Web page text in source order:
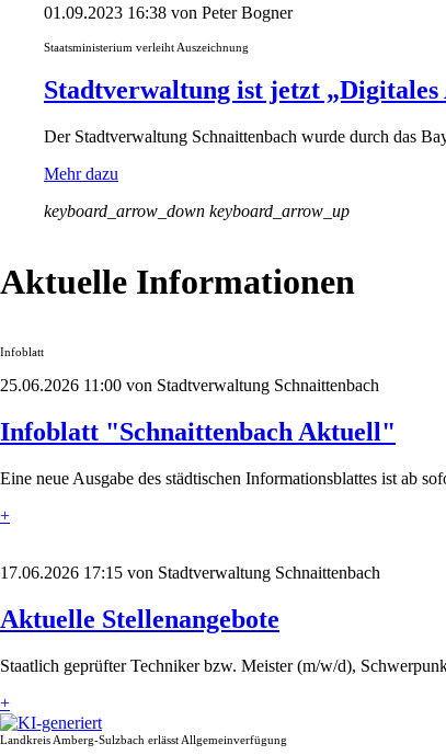
01.09.2023 16:38 von Peter Bogner
Staatsministerium verleiht Auszeichnung
Stadtverwaltung ist jetzt „Digitales
Der Stadtverwaltung Schnaittenbach wurde durch das
Mehr dazu
keyboard_arrow_down keyboard_arrow_up
Aktuelle Informationen
Infoblatt
25.06.2026 11:00 von Stadtverwaltung Schnaittenbach
Infoblatt "Schnaittenbach Aktuell"
Eine neue Ausgabe des städtischen Informationsblattes ist ab
+
17.06.2026 17:15 von Stadtverwaltung Schnaittenbach
Aktuelle Stellenangebote
Staatlich geprüfter Techniker bzw. Meister (m/w/d),
+
Landkreis Amberg-Sulzbach erlässt Allgemeinverfügung